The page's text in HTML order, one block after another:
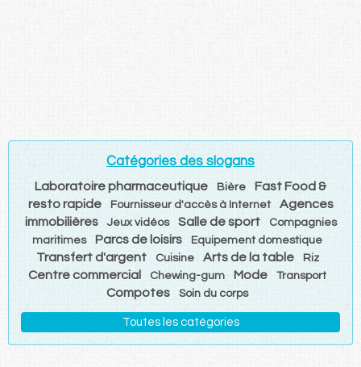
Catégories des slogans
Laboratoire pharmaceutique Bière
Fast Food &
resto rapide
Fournisseur d'accès à Internet
Agences
immobilières
Jeux vidéos Salle de sport
Compagnies
maritimes
Parcs de loisirs Equipement domestique
Transfert d'argent Cuisine Arts de la table Riz
Centre commercial Chewing-gum Mode Transport
Compotes Soin du corps
Toutes les catégories